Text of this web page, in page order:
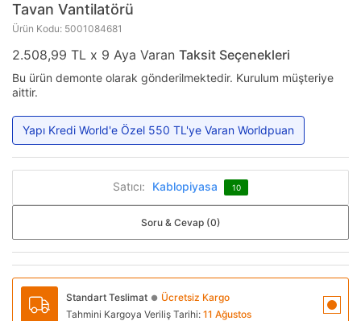
Tavan Vantilatörü
Ürün Kodu: 5001084681
2.508,99 TL x 9 Aya Varan Taksit Seçenekleri
Bu ürün demonte olarak gönderilmektedir. Kurulum müşteriye
aittir.
Yapı Kredi World'e Özel 550 TL'ye Varan Worldpuan
Satıcı: Kablopiyasa 10
Soru & Cevap (0)
Standart Teslimat ● Ücretsiz Kargo
Tahmini Kargoya Veriliş Tarihi: 11 Ağustos